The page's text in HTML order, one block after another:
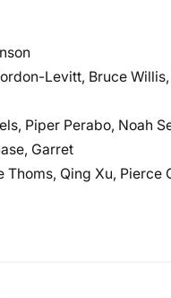
Levitt, Bruce
Piper Perabo, Noah
Garret
Thoms, Qing Xu, Pierce